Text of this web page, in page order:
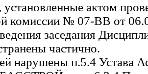
актом
комиссии № 07-ВВ от
заседания
частично.
нарушены п.5.4 Устава